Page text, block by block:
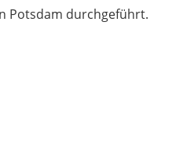
Potsdam durchgeführt.